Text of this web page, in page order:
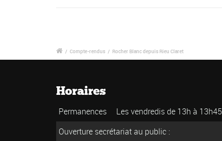
/ Compte-rendus / Rocher Blanc depuis Rieu Claret
Horaires
Permanences
Les vendredis de 13h à 13h45
Ouverture secrétariat au public :